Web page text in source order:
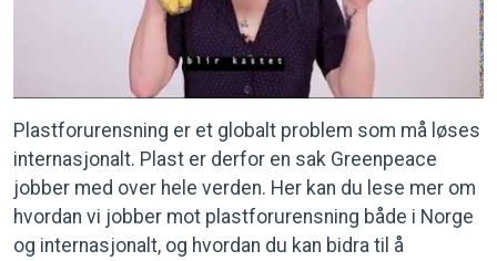
Plastforurensning er et globalt problem som må løses
internasjonalt. Plast er derfor en sak Greenpeace
jobber med over hele verden. Her kan du lese mer om
hvordan vi jobber mot plastforurensning både i Norge
og internasjonalt, og hvordan du kan bidra til å